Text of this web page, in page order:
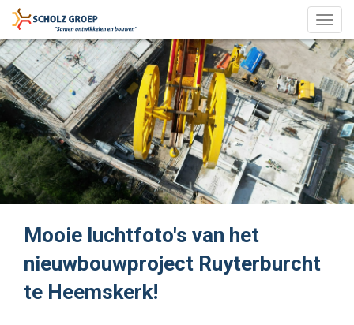
Mooie luchtfoto's van het
nieuwbouwproject Ruyterburcht
te Heemskerk!